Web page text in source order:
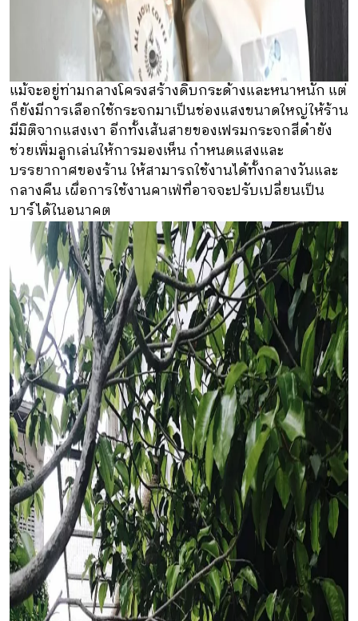
แม้จะอยู่ท่ามกลางโครงสร้างดิบกระด้างและหนาหนัก แต่
ก็ยังมีการเลือกใช้กระจกมาเป็นช่องแสงขนาดใหญ่ให้ร้าน
มีมิติจากแสงเงา อีกทั้งเส้นสายของเฟรมกระจกสีดำยัง
ช่วยเพิ่มลูกเล่นให้การมองเห็น กำหนดแสงและ
บรรยากาศของร้าน ให้สามารถใช้งานได้ทั้งกลางวันและ
กลางคืน เผื่อการใช้งานคาเฟ่ที่อาจจะปรับเปลี่ยนเป็น
บาร์ได้ในอนาคต